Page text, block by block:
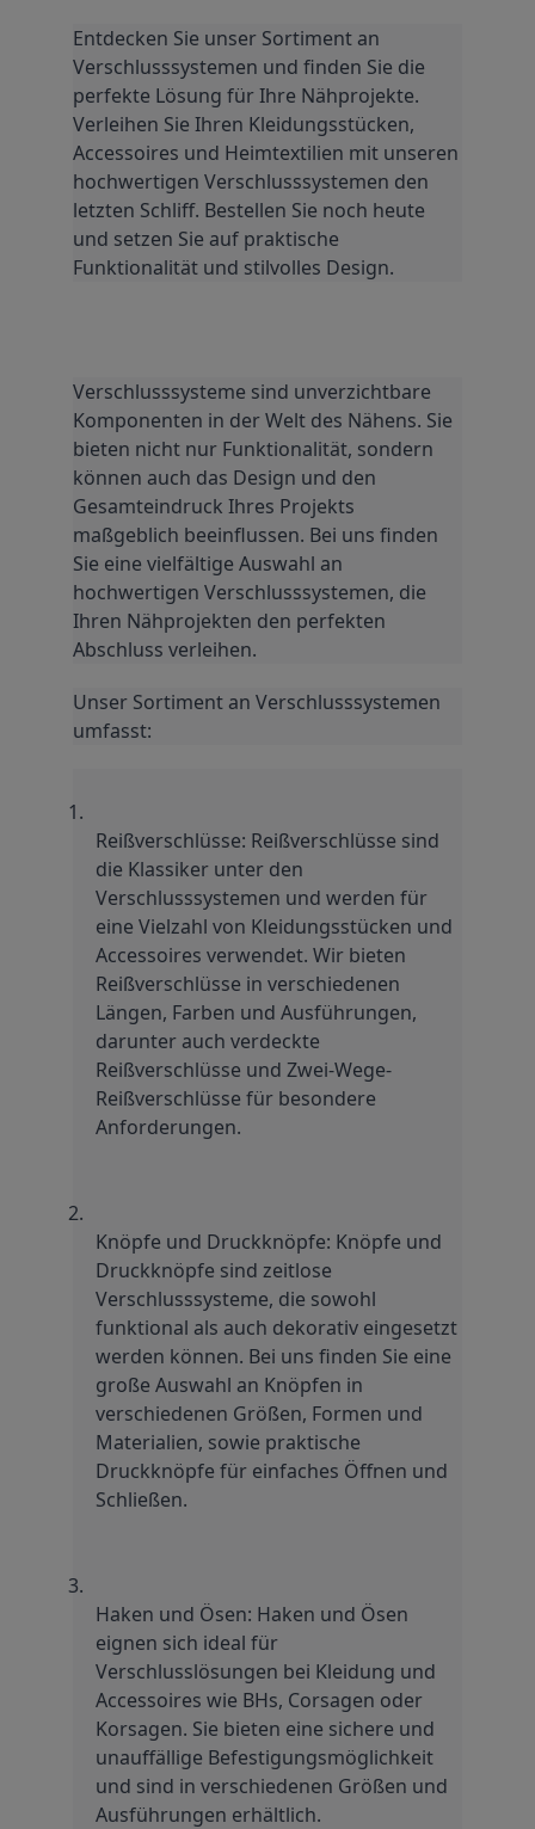
Entdecken Sie unser Sortiment an
Verschlusssystemen und finden Sie die
perfekte Lösung für Ihre Nähprojekte.
Verleihen Sie Ihren Kleidungsstücken,
Accessoires und Heimtextilien mit unseren
hochwertigen Verschlusssystemen den
letzten Schliff. Bestellen Sie noch heute
und setzen Sie auf praktische
Funktionalität und stilvolles Design.
Verschlusssysteme sind unverzichtbare
Komponenten in der Welt des Nähens. Sie
bieten nicht nur Funktionalität, sondern
können auch das Design und den
Gesamteindruck Ihres Projekts
maßgeblich beeinflussen. Bei uns finden
Sie eine vielfältige Auswahl an
hochwertigen Verschlusssystemen, die
Ihren Nähprojekten den perfekten
Abschluss verleihen.
Unser Sortiment an Verschlusssystemen
umfasst:
Reißverschlüsse: Reißverschlüsse sind
die Klassiker unter den
Verschlusssystemen und werden für
eine Vielzahl von Kleidungsstücken und
Accessoires verwendet. Wir bieten
Reißverschlüsse in verschiedenen
Längen, Farben und Ausführungen,
darunter auch verdeckte
Reißverschlüsse und Zwei-Wege-
Reißverschlüsse für besondere
Anforderungen.
Knöpfe und Druckknöpfe: Knöpfe und
Druckknöpfe sind zeitlose
Verschlusssysteme, die sowohl
funktional als auch dekorativ eingesetzt
werden können. Bei uns finden Sie eine
große Auswahl an Knöpfen in
verschiedenen Größen, Formen und
Materialien, sowie praktische
Druckknöpfe für einfaches Öffnen und
Schließen.
Haken und Ösen: Haken und Ösen
eignen sich ideal für
Verschlusslösungen bei Kleidung und
Accessoires wie BHs, Corsagen oder
Korsagen. Sie bieten eine sichere und
unauffällige Befestigungsmöglichkeit
und sind in verschiedenen Größen und
Ausführungen erhältlich.